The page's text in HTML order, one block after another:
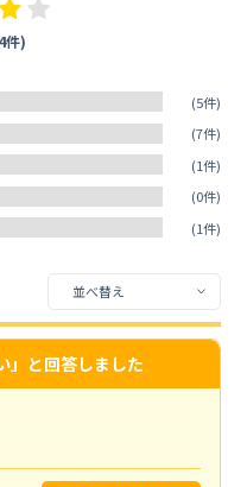
件)
(5件)
(7件)
(1件)
(0件)
(1件)
」と回答しました